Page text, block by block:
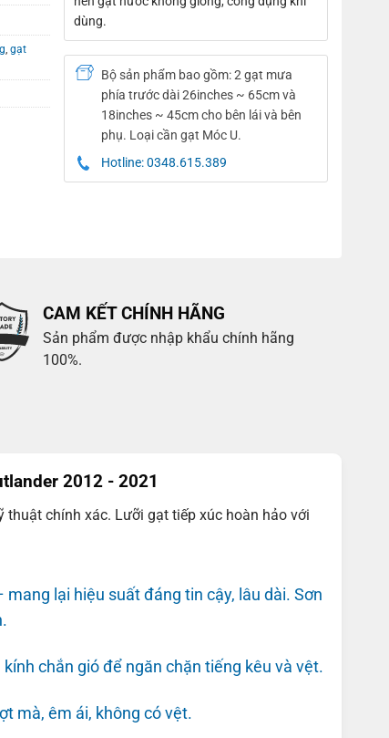
,gạt
dùng.
Bộ sản phẩm bao gồm: 2 gạt mưa
phía trước dài 26inches ~ 65cm và
18inches ~ 45cm cho bên lái và bên
phụ. Loại cần gạt Móc U.
Hotline: 0348.615.389
CAM KẾT CHÍNH HÃNG
Sản phẩm được nhập khẩu chính hãng
100%.
2012 - 2021
thuật chính xác. Lưỡi gạt tiếp xúc hoàn hảo với
lại hiệu suất đáng tin cậy, lâu dài. Sơn
chắn gió để ngăn chặn tiếng kêu và vệt.
mà, êm ái, không có vệt.